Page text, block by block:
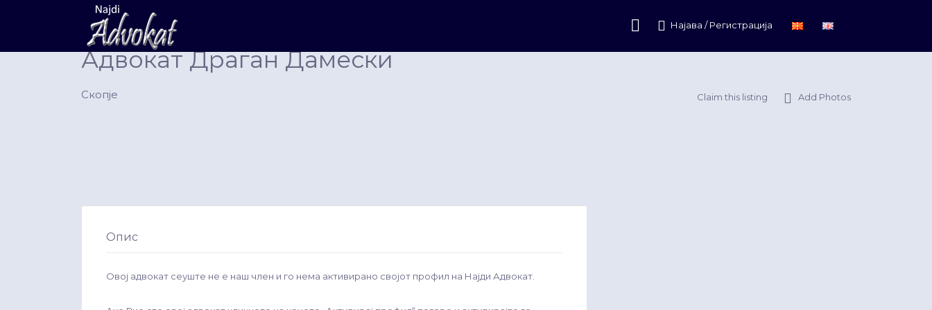
Најава / Регистрација
Search
for:
Адвокат Драган Дамески
Скопје Claim this listing Add Photos
Опис
Овој адвокат сеуште не е наш член и го нема активирано својот профил на Најди Адвокат.